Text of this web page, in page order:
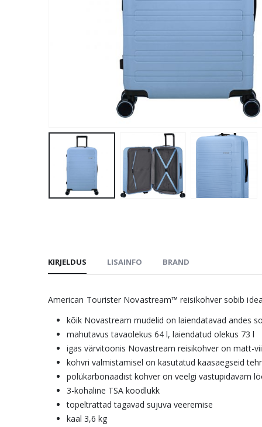
KIRJELDUS LISAINFO BRAND
American Tourister Novastream™ reisikohver sobib
kõik Novastream mudelid on laiendatavad andes
mahutavus tavaolekus 64 l, laiendatud olekus 73 l
igas värvitoonis Novastream reisikohver on matt-
kohvri valmistamisel on kasutatud kaasaegseid
polükarbonaadist kohver on veelgi vastupidavam
3-kohaline TSA koodlukk
topeltrattad tagavad sujuva veeremise
kaal 3,6 kg